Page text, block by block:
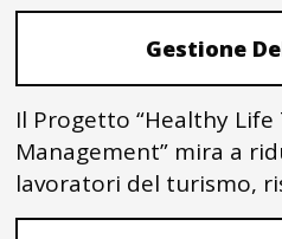
Gestione
Il Progetto “Healthy
Management” mira a
lavoratori del turismo,